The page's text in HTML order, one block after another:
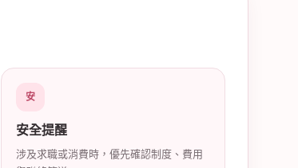
安
安全提醒
涉及求職或消費時，優先確認制度、費用